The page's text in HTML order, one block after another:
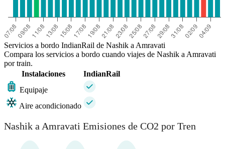
Servicios a bordo IndianRail de Nashik a Amravati
Compara los servicios a bordo cuando viajes de Nashik a Amravati
por train.
Instalaciones
IndianRail
Equipaje
Aire acondicionado
Nashik a Amravati Emisiones de CO2 por Tren